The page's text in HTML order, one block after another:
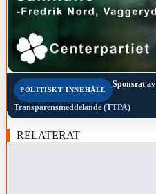
POLITISKT INNEHÅLL
Sponsrat av
Transparensmeddelande (TTPA)
RELATERAT